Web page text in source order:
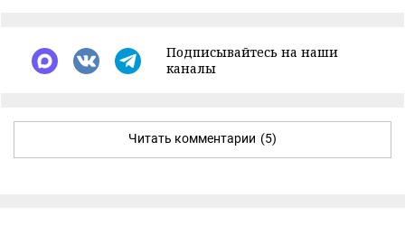
Подписывайтесь на наши
каналы
Читать комментарии (5)